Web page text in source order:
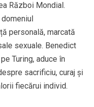
Război Mondial.
personală, marcată
sexuale. Benedict
Turing, aduce în
sacrificiu, curaj și
fiecărui individ.